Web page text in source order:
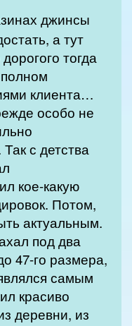
джинсы
а тут
тогда
клиента…
особо не
с детства
кое-какую
Потом,
актуальным.
под два
47-го размера,
самым
красиво
деревни, из